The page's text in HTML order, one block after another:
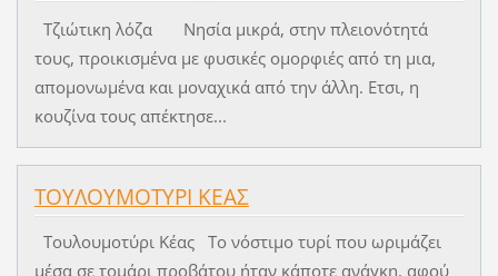
Τζιώτικη λόζα Νησία μικρά, στην πλειονότητά
τους, προικισμένα με φυσικές ομορφιές από τη μια,
απομονωμένα και μοναχικά από την άλλη. Ετσι, η
κουζίνα τους απέκτησε...
ΤΟΥΛΟΥΜΟΤΥΡΙ ΚΕΑΣ
Τουλουμοτύρι Κέας Το νόστιμο τυρί που ωριμάζει
μέσα σε τομάρι προβάτου ήταν κάποτε ανάγκη, αφού